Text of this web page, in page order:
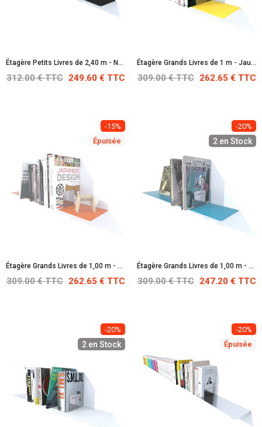
Étagère Petits Livres de 2,40 m - Noire : RAL 9005
312.00 € TTC 249.60 € TTC
Étagère Grands Livres de 1 m - Jaune soufre : RAL 1016
309.00 € TTC 262.65 € TTC
-15%
Épuisée
Étagère Grands Livres de 1,00 m - Orangé pur : RAL 2004
309.00 € TTC 262.65 € TTC
-20%
2 en Stock
Étagère Grands Livres de 1,00 m - Bleu clair : RAL 5012
309.00 € TTC 247.20 € TTC
-20%
2 en Stock
-20%
Épuisée